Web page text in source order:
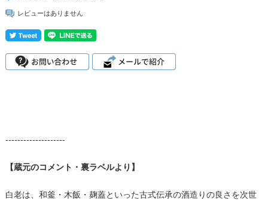
レビューはありません
--------------------
【蔵元のコメント・裏ラベルより】
白老は、和釜・木飯・麹蓋といった古式伝承の酒造りの良さを次世